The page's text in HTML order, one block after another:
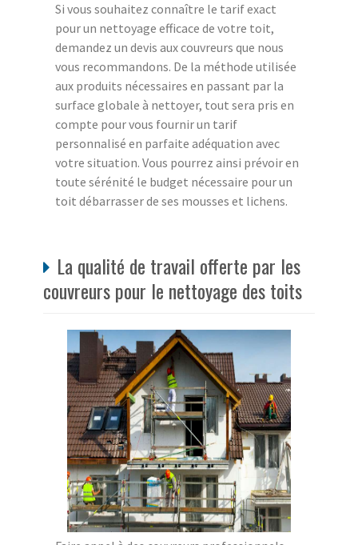
Si vous souhaitez connaître le tarif exact
pour un nettoyage efficace de votre toit,
demandez un devis aux couvreurs que nous
vous recommandons. De la méthode utilisée
aux produits nécessaires en passant par la
surface globale à nettoyer, tout sera pris en
compte pour vous fournir un tarif
personnalisé en parfaite adéquation avec
votre situation. Vous pourrez ainsi prévoir en
toute sérénité le budget nécessaire pour un
toit débarrasser de ses mousses et lichens.
La qualité de travail offerte par les
couvreurs pour le nettoyage des toits